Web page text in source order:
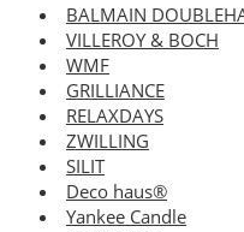
BALMAIN
VILLEROY & BOCH
WMF
GRILLIANCE
RELAXDAYS
ZWILLING
SILIT
Deco haus®
Yankee Candle